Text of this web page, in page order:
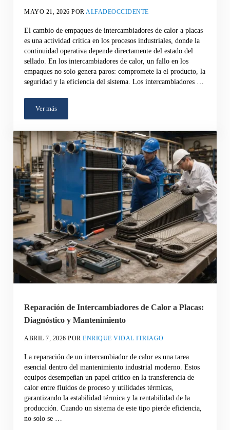
MAYO 21, 2026 POR ALFADEOCCIDENTE
El cambio de empaques de intercambiadores de calor a placas
es una actividad crítica en los procesos industriales, donde la
continuidad operativa depende directamente del estado del
sellado. En los intercambiadores de calor, un fallo en los
empaques no solo genera paros: compromete la el producto, la
seguridad y la eficiencia del sistema. Los intercambiadores …
Ver másSustitución y Mantenimiento de Empaques de Intercambiadores
Reparación de Intercambiadores de Calor a Placas:
Diagnóstico y Mantenimiento
ABRIL 7, 2026 PORENRIQUE VIDAL ITRIAGO
La reparación de un intercambiador de calor es una tarea
esencial dentro del mantenimiento industrial moderno. Estos
equipos desempeñan un papel crítico en la transferencia de
calor entre fluidos de proceso y utilidades térmicas,
garantizando la estabilidad térmica y la rentabilidad de la
producción. Cuando un sistema de este tipo pierde eficiencia,
no solo se …